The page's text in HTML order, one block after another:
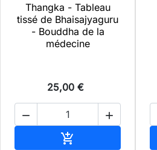
Thangka - Tableau
tissé de Bhaisajyaguru
- Bouddha de la
médecine
25,00 €
 
